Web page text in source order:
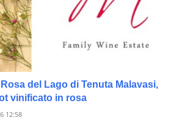
del Lago di Tenuta Malavasi,
vinificato in rosa
12:58